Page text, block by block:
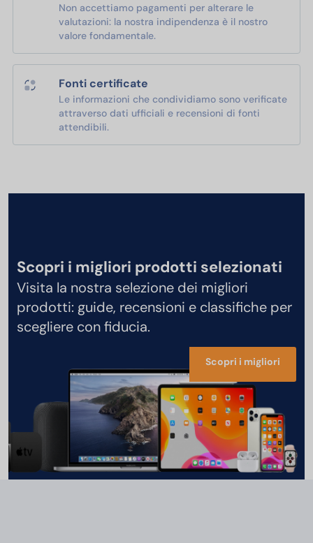
Non accettiamo pagamenti per alterare le
valutazioni: la nostra indipendenza è il nostro
valore fondamentale.
Fonti certificate
Le informazioni che condividiamo sono verificate
attraverso dati ufficiali e recensioni di fonti
attendibili.
Scopri i migliori prodotti selezionati
Visita la nostra selezione dei migliori
prodotti: guide, recensioni e classifiche per
scegliere con fiducia.
Scopri i migliori